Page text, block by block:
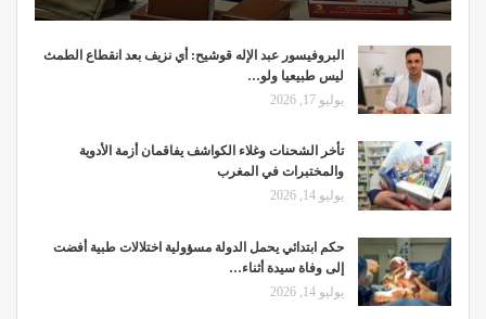
البروفيسور عبد الإله قوشيح: أي نزيف بعد انقطاع الطمث
ليس طبيعيا ولو…
يوليو 17, 2026
تأخر الشحنات وغلاء الكواشف يفاقمان أزمة الأدوية
والمختبرات في المغرب
يوليو 14, 2026
حكم ابتدائي يحمل الدولة مسؤولية اختلالات طبية أفضت
إلى وفاة سيدة أثناء…
يوليو 14, 2026